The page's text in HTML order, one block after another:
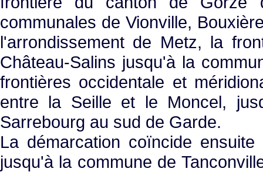
communales de Vionville,
l'arrondissement de Metz, la
Château-Salins jusqu'à la
frontières occidentale et
entre la Seille et le Moncel,
Sarrebourg au sud de Garde.
La démarcation coïncide
jusqu'à la commune de